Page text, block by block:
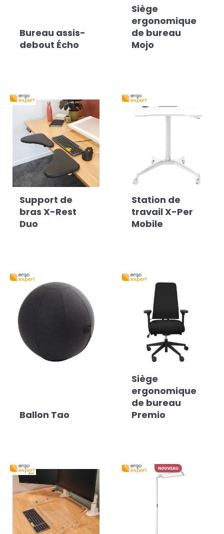
Bureau assis-
debout Écho
Siège
ergonomique
de bureau
Mojo
Support de
bras X-Rest
Duo
Station de
travail X-Per
Mobile
Ballon Tao
Siège
ergonomique
de bureau
Premio